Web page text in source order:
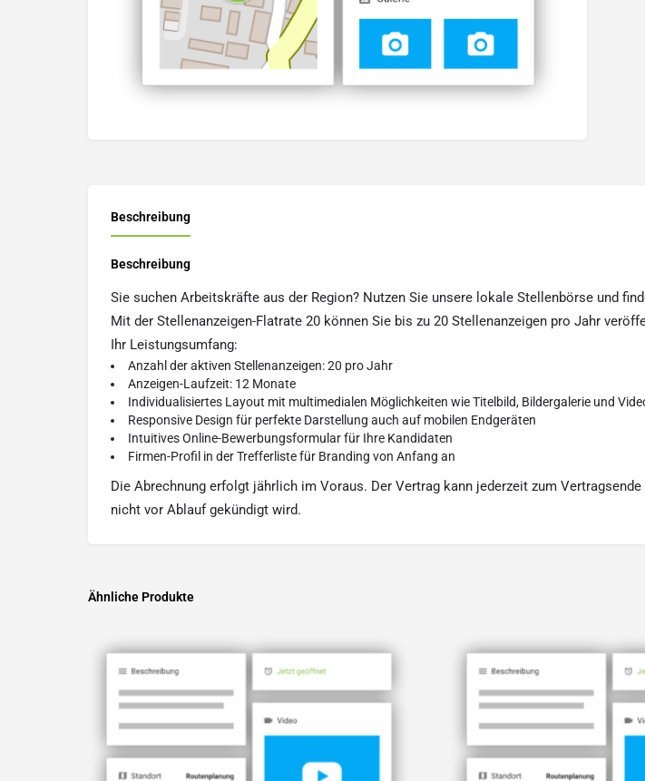
Beschreibung
Beschreibung
Sie suchen Arbeitskräfte aus der Region? Nutzen Sie unsere lokale Stellenbörse und
Mit der Stellenanzeigen-Flatrate 20 können Sie bis zu 20 Stellenanzeigen pro Jahr
Ihr Leistungsumfang:
Anzahl der aktiven Stellenanzeigen: 20 pro Jahr
Anzeigen-Laufzeit: 12 Monate
Individualisiertes Layout mit multimedialen Möglichkeiten wie Titelbild, Bildergalerie und
Responsive Design für perfekte Darstellung auch auf mobilen Endgeräten
Intuitives Online-Bewerbungsformular für Ihre Kandidaten
Firmen-Profil in der Trefferliste für Branding von Anfang an
Die Abrechnung erfolgt jährlich im Voraus. Der Vertrag kann jederzeit zum
nicht vor Ablauf gekündigt wird.
Ähnliche Produkte